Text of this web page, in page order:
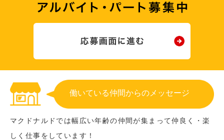
働いている仲間からのメッセージ
マクドナルドでは幅広い年齢の仲間が集まって仲良く・楽
しく仕事をしています！